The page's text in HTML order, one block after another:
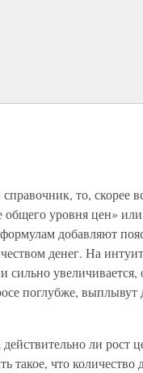
то, скорее
уровня цен»
добавляют
денег. На
сильно
поглубже,
ли рост
что количество